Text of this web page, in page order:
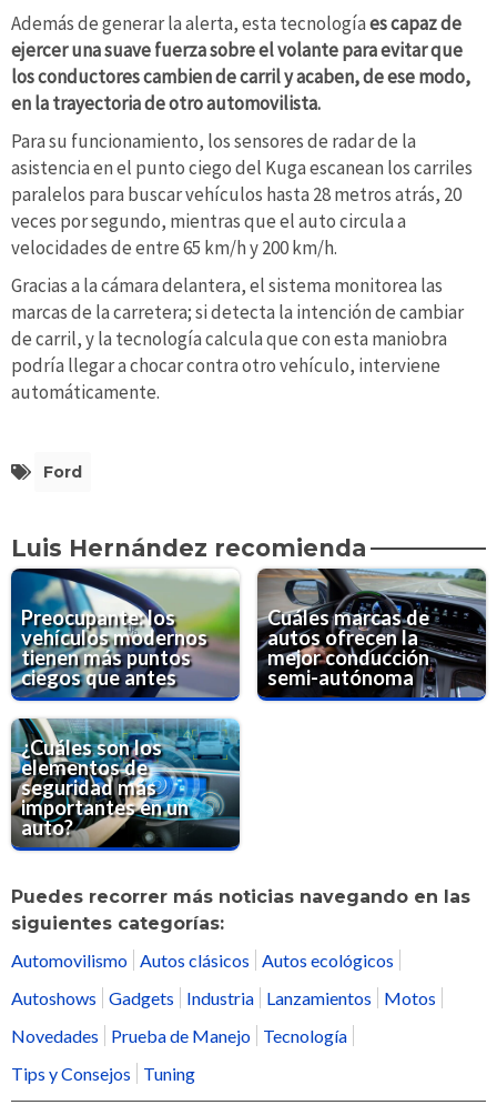
Además de generar la alerta, esta tecnologíaes capaz de
ejercer una suave fuerza sobre el volante para evitar que
los conductores cambien de carril y acaben, de ese modo,
en la trayectoria de otro automovilista.
Para su funcionamiento, los sensores de radar de la
asistencia en el punto ciego del Kuga escanean los carriles
paralelos para buscar vehículos hasta 28 metros atrás, 20
veces por segundo, mientras que el auto circula a
velocidades de entre 65 km/h y 200 km/h.
Gracias a la cámara delantera, el sistema monitorea las
marcas de la carretera; si detecta la intención de cambiar
de carril, y la tecnología calcula que con esta maniobra
podría llegar a chocar contra otro vehículo, interviene
automáticamente.
Ford
Luis Hernández recomienda
Preocupante: los
vehículos modernos
tienen más puntos
ciegos que antes
Cuáles marcas de
autos ofrecen la
mejor conducción
semi-autónoma
¿Cuáles son los
elementos de
seguridad más
importantes en un
auto?
Puedes recorrer más noticias navegando en las
siguientes categorías:
Automovilismo Autos clásicos
Autos ecológicos
Autoshows
Gadgets Industria Lanzamientos
Motos
Novedades
Prueba de Manejo
Tecnología
Tips y Consejos
Tuning